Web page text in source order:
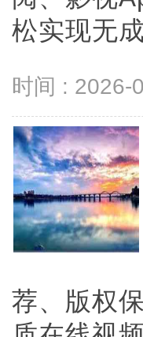
松实现无
时间 : 2026-
荐、版权